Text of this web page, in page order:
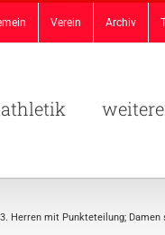
Verein Archiv
Herren mit Punkteteilung; Damen